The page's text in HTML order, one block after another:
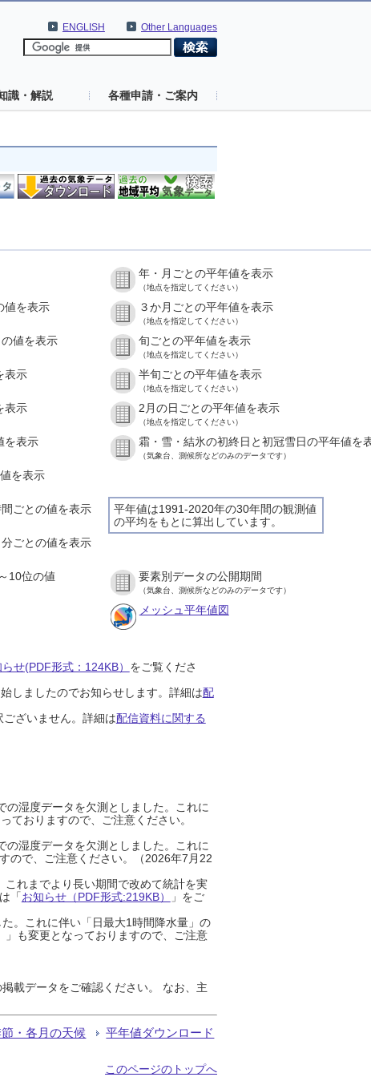
Other Languages
ENGLISH
識・解説 各種申請・ご案内
年・月ごとの平年値を表示
（地点を指定してください）
値を表示 ３か月ごとの平年値を表示
（地点を指定してください）
値を表示 旬ごとの平年値を表示
（地点を指定してください）
表示 半旬ごとの平年値を表示
（地点を指定してください）
表示 2月の日ごとの平年値を表示
（地点を指定してください）
を表示 霜・雪・結氷の初終日と初冠雪日の平年値を
（気象台、測候所などのみのデータです）
を表示
平年値は1991-2020年の30年間の観測値
の平均をもとに算出しています。
ごとの値を表示
ごとの値を表示
10位の値 要素別データの公開期間
（気象台、測候所などのみのデータです）
メッシュ平年値図
せ(PDF形式：124KB） をご覧くださ
しましたのでお知らせします。詳細は配
ざいません。詳細は配信資料に関する
湿度データを欠測としました。これに
ておりますので、ご注意ください。
湿度データを欠測としました。これに
ので、ご注意ください。（2026年7月22
れまでより長い期間で改めて統計を実
「お知らせ（PDF形式:219KB）
」をご
。これに伴い「日最大1時間降水量」の
」も変更となっておりますので、ご注意
載データをご確認ください。 なお、主
・各月の天候 平年値ダウンロード
このページのトップへ